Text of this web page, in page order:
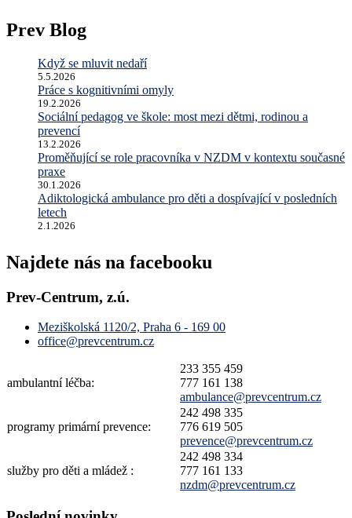
Prev Blog
Když se mluvit nedaří
5.5.2026
Práce s kognitivními omyly
19.2.2026
Sociální pedagog ve škole: most mezi dětmi, rodinou a
prevencí
13.2.2026
Proměňující se role pracovníka v NZDM v kontextu současné
praxe
30.1.2026
Adiktologická ambulance pro děti a dospívající v posledních
letech
2.1.2026
Najdete nás na facebooku
Prev-Centrum, z.ú.
Meziškolská 1120/2, Praha 6 - 169 00
office@prevcentrum.cz
ambulantní léčba:
233 355 459
777 161 138
ambulance@prevcentrum.cz
programy primární prevence:
242 498 335
776 619 505
prevence@prevcentrum.cz
služby pro děti a mládež :
242 498 334
777 161 133
nzdm@prevcentrum.cz